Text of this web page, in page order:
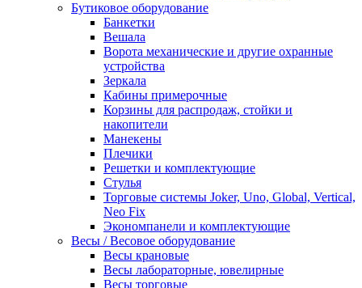
Бутиковое оборудование
Банкетки
Вешала
Ворота механические и другие охранные
устройства
Зеркала
Кабины примерочные
Корзины для распродаж, стойки и
накопители
Манекены
Плечики
Решетки и комплектующие
Стулья
Торговые системы Joker, Uno, Global, Vertical,
Neo Fix
Экономпанели и комплектующие
Весы / Весовое оборудование
Весы крановые
Весы лабораторные, ювелирные
Весы торговые